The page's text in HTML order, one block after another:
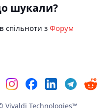
шукали?
спільноти з Форум
Vivaldi Technologies™